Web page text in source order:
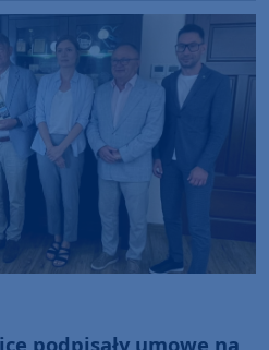
podpisały umowę na